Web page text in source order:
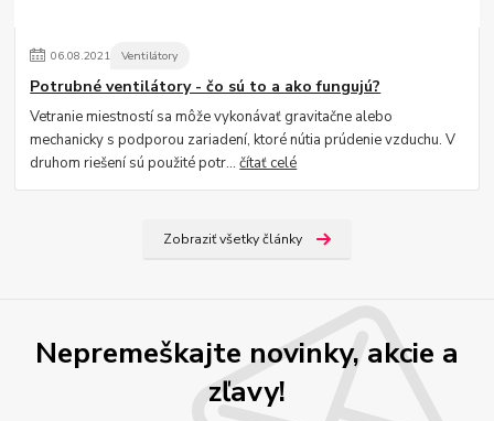
06.08.2021 Ventilátory
Potrubné ventilátory - čo sú to a ako fungujú?
Vetranie miestností sa môže vykonávať gravitačne alebo
mechanicky s podporou zariadení, ktoré nútia prúdenie vzduchu. V
druhom riešení sú použité potr...čítať celé
Zobraziť všetky články
Nepremeškajte novinky, akcie a
zľavy!